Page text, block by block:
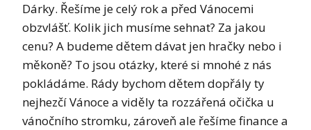
Dárky. Řešíme je celý rok a před Vánocemi
obzvlášť. Kolik jich musíme sehnat? Za jakou
cenu? A budeme dětem dávat jen hračky nebo i
měkoně? To jsou otázky, které si mnohé z nás
pokládáme. Rády bychom dětem dopřály ty
nejhezčí Vánoce a viděly ta rozzářená očička u
vánočního stromku, zároveň ale řešíme finance a